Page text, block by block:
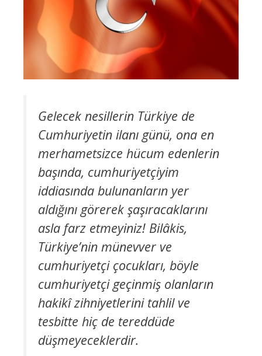
Gelecek nesillerin Türkiye de
Cumhuriyetin ilanı günü, ona en
merhametsizce hücum edenlerin
başında, cumhuriyetçiyim
iddiasında bulunanların yer
aldığını görerek şaşıracaklarını
asla farz etmeyiniz! Bilâkis,
Türkiye’nin münevver ve
cumhuriyetçi çocukları, böyle
cumhuriyetçi geçinmiş olanların
hakikî zihniyetlerini tahlil ve
tesbitte hiç de tereddüde
düşmeyeceklerdir.